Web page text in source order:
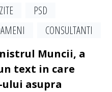
PSD
CONSULTANTI
Muncii, a
text in care
ului asupra